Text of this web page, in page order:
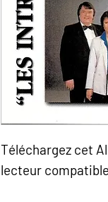
Téléchargez cet
lecteur